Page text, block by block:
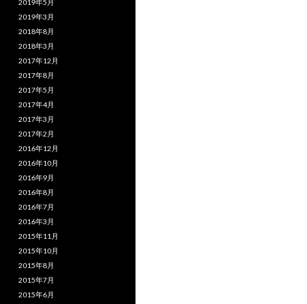
2019年5月
2019年3月
2018年8月
2018年3月
2017年12月
2017年8月
2017年5月
2017年4月
2017年3月
2017年2月
2016年12月
2016年10月
2016年9月
2016年8月
2016年7月
2016年3月
2015年11月
2015年10月
2015年8月
2015年7月
2015年6月